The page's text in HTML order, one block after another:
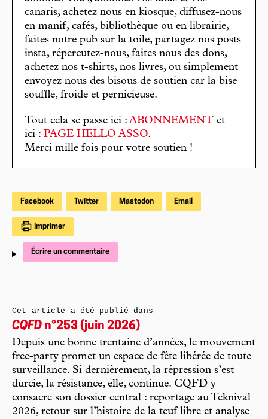
canaris, achetez nous en kiosque, diffusez-nous
en manif, cafés, bibliothèque ou en librairie,
faites notre pub sur la toile, partagez nos posts
insta, répercutez-nous, faites nous des dons,
achetez nos t-shirts, nos livres, ou simplement
envoyez nous des bisous de soutien car la bise
souffle, froide et pernicieuse.
Tout cela se passe ici : ABONNEMENT et
ici : PAGE HELLO ASSO.
Merci mille fois pour votre soutien !
Facebook Twitter Mastodon Email
Imprimer
Écrire un commentaire
Cet article a été publié dans
CQFD n°253 (juin 2026)
Depuis une bonne trentaine d’années, le mouvement
free-party promet un espace de fête libérée de toute
surveillance. Si dernièrement, la répression s’est
durcie, la résistance, elle, continue. CQFD y
consacre son dossier central : reportage au Teknival
2026, retour sur l’histoire de la teuf libre et analyse